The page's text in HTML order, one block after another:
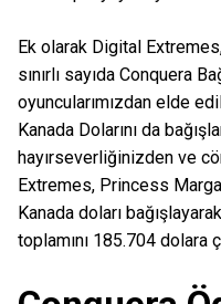
Ek olarak Digital
sınırlı sayıda Conquera
oyuncularımızdan elde
Kanada Dolarını da
hayırseverliğinizden ve
Extremes, Princess
Kanada doları
toplamını 185.704 dolara